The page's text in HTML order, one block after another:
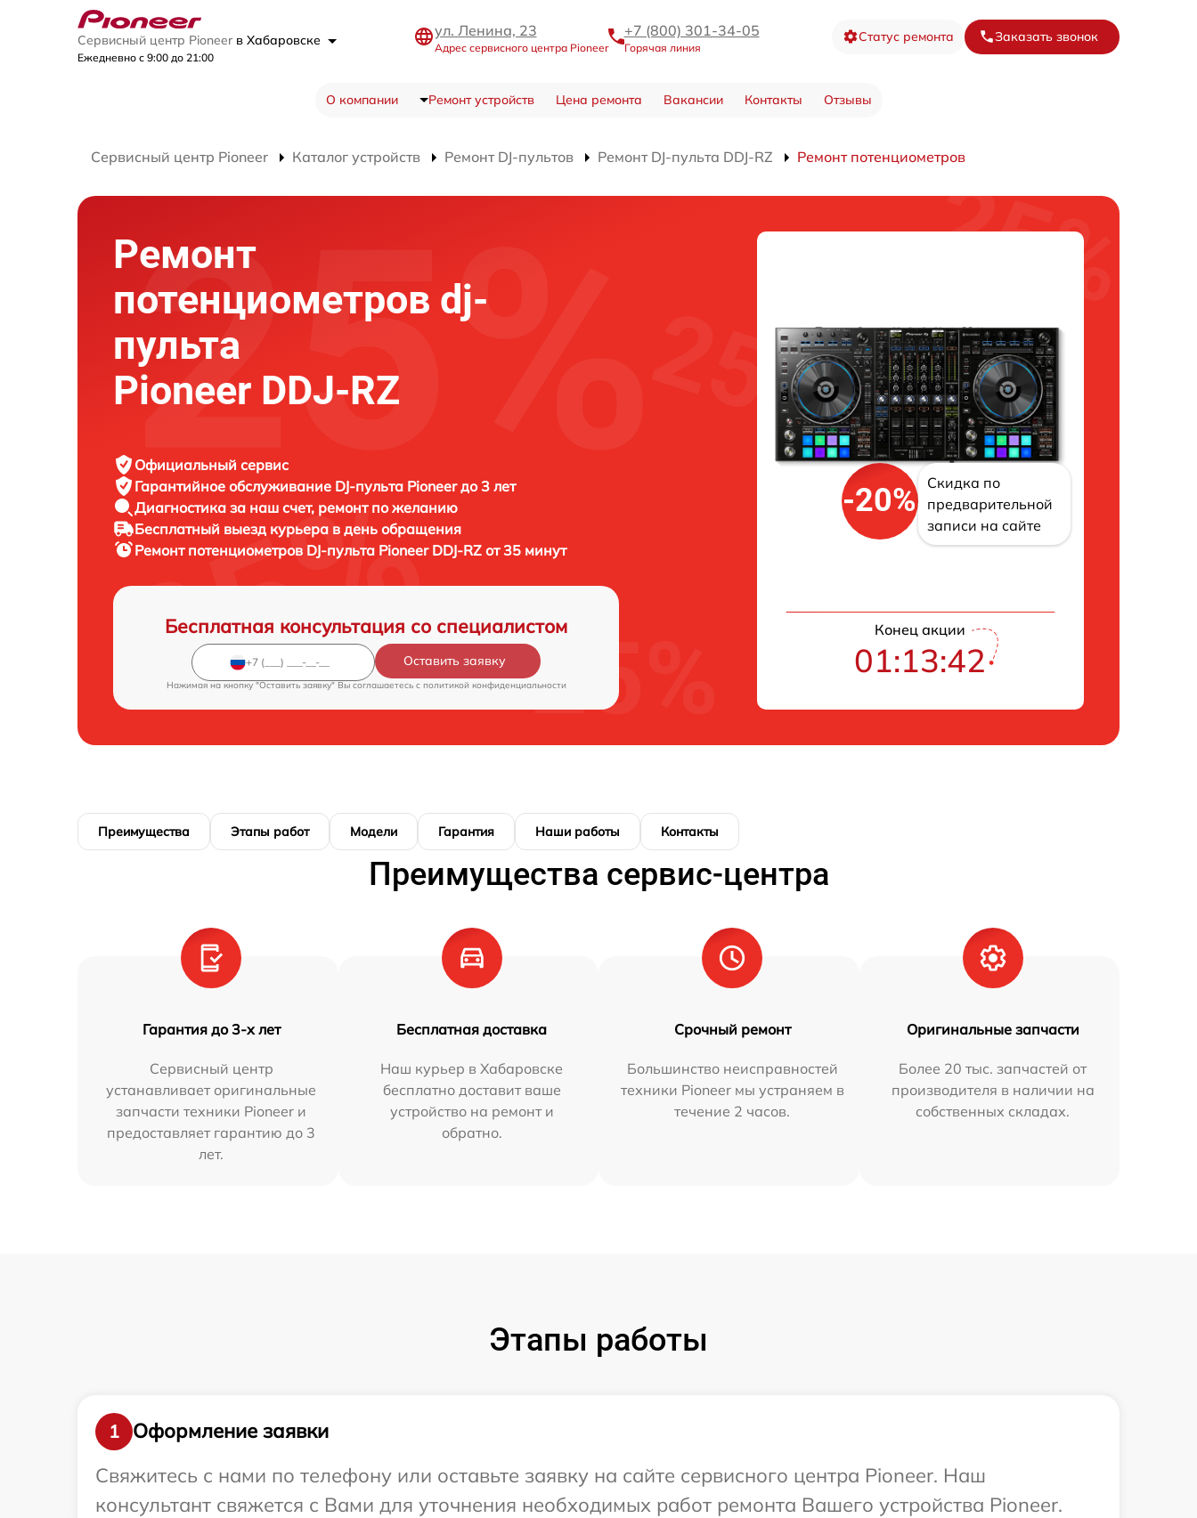
Сервисный центр Pioneer в Хабаровске
Ежедневно с 9:00 до 21:00
ул. Ленина, 23
Адрес сервисного центра Pioneer
+7 (800) 301-34-05
Горячая линия
Статус ремонта Заказать звонок
О компании Ремонт устройств Цена ремонта Вакансии Контакты Отзывы
Сервисный центр Pioneer Каталог устройств Ремонт DJ-пультов Ремонт DJ-пульта DDJ-RZ Ремонт потенциометров
Ремонт
потенциометров dj-
пульта
Pioneer DDJ-RZ
Официальный сервис
Гарантийное обслуживание DJ-пульта Pioneer до 3 лет
Диагностика за наш счет, ремонт по желанию
Бесплатный выезд курьера в день обращения
Ремонт потенциометров DJ-пульта Pioneer DDJ-RZ от 35 минут
Бесплатная консультация со специалистом
Оставить заявку
Нажимая на кнопку "Оставить заявку" Вы соглашаетесь c политикой конфиденциальности
-20%
Скидка по
предварительной
записи на сайте
Конец акции
01:13:42
Преимущества Этапы работ Модели Гарантия Наши работы Контакты
Преимущества сервис-центра
Гарантия до 3-х лет
Сервисный центр
устанавливает оригинальные
запчасти техники Pioneer и
предоставляет гарантию до 3
лет.
Бесплатная доставка
Наш курьер в Хабаровске
бесплатно доставит ваше
устройство на ремонт и
обратно.
Срочный ремонт
Большинство неисправностей
техники Pioneer мы устраняем в
течение 2 часов.
Оригинальные запчасти
Более 20 тыс. запчастей от
производителя в наличии на
собственных складах.
Этапы работы
1
Оформление заявки
Свяжитесь с нами по телефону или оставьте заявку на сайте сервисного центра Pioneer. Наш
консультант свяжется с Вами для уточнения необходимых работ ремонта Вашего устройства Pioneer.